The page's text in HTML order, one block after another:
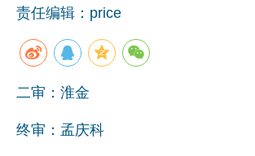
行情报价
数字报
责任编辑：price
二审：淮金
终审：孟庆科